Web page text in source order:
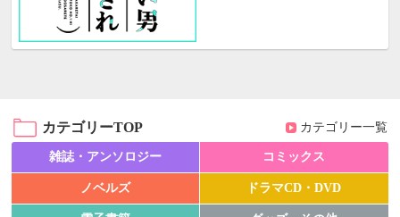
カテゴリーTOP カテゴリー一覧
雑誌・アンソロジー コミックス
ノベルズ ドラマCD・DVD